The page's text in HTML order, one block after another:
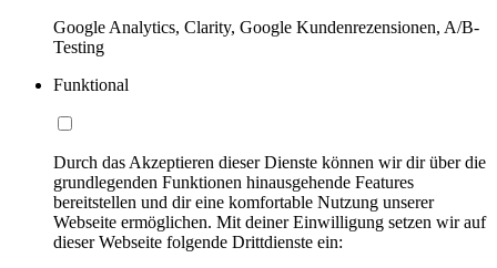
Google Analytics, Clarity, Google Kundenrezensionen, A/B-
Testing
Funktional
Durch das Akzeptieren dieser Dienste können wir dir über die
grundlegenden Funktionen hinausgehende Features
bereitstellen und dir eine komfortable Nutzung unserer
Webseite ermöglichen. Mit deiner Einwilligung setzen wir auf
dieser Webseite folgende Drittdienste ein: